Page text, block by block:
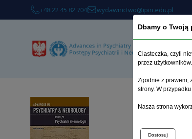
+48 22 45 82 704 wydawnictwo@ipin.edu.pl
Dbamy o Twoją
Ciasteczka, czyli
przez użytkowników.
Zgodnie z prawem,
strony. W
Nasza strona
Dostosuj